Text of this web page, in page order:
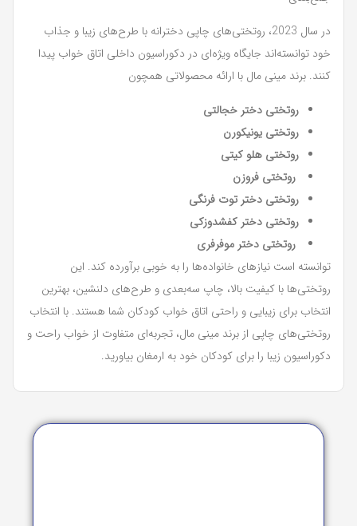
در سال 2023، روتختی‌های چاپی دخترانه با طرح‌های زیبا و جذاب
خود توانسته‌اند جایگاه ویژه‌ای در دکوراسیون داخلی اتاق خواب پیدا
کنند. برند مینی مال با ارائه محصولاتی همچون
روتختی دختر خجالتی
روتختی یونیکورن
روتختی هلو کیتی
روتختی فروزن
روتختی دختر توت فرنگی
روتختی دختر کفشدوزکی
روتختی دختر موفرفری
توانسته است نیازهای خانواده‌ها را به خوبی برآورده کند. این
روتختی‌ها با کیفیت بالا، چاپ سه‌بعدی و طرح‌های دلنشین، بهترین
انتخاب برای زیبایی و راحتی اتاق خواب کودکان شما هستند. با انتخاب
روتختی‌های چاپی از برند مینی مال، تجربه‌ای متفاوت از خواب راحت و
دکوراسیون زیبا را برای کودکان خود به ارمغان بیاورید.